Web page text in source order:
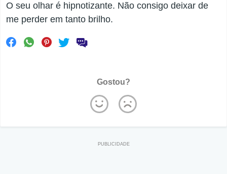
O seu olhar é hipnotizante. Não consigo deixar de
me perder em tanto brilho.
Gostou?